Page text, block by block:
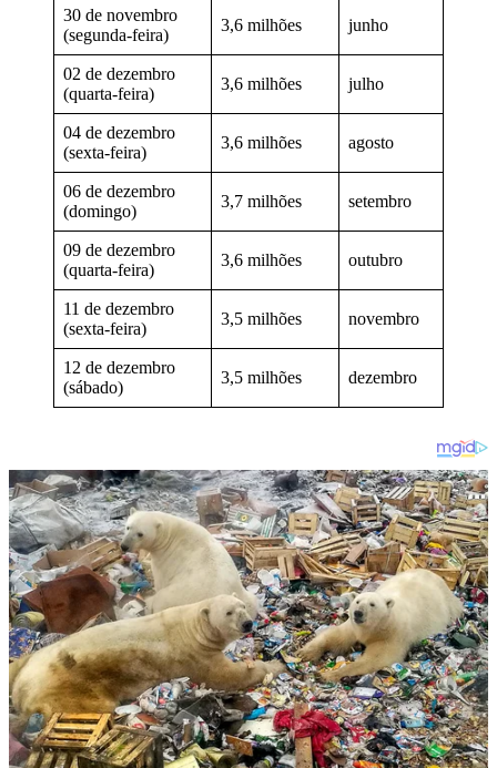
30 de novembro
(segunda-feira)
3,6 milhões junho
02 de dezembro
(quarta-feira)
3,6 milhões julho
04 de dezembro
(sexta-feira)
3,6 milhões agosto
06 de dezembro
(domingo)
3,7 milhões setembro
09 de dezembro
(quarta-feira)
3,6 milhões outubro
11 de dezembro
(sexta-feira)
3,5 milhões novembro
12 de dezembro
(sábado)
3,5 milhões dezembro